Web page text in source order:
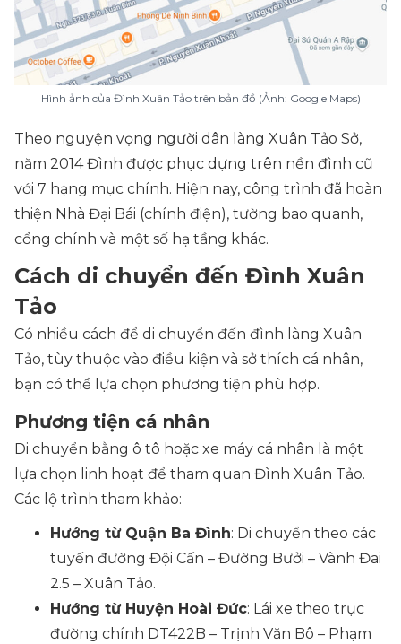
Hình ảnh của Đình Xuân Tảo trên bản đồ (Ảnh: Google Maps)
Theo nguyện vọng người dân làng Xuân Tảo Sở,
năm 2014 Đình được phục dựng trên nền đình cũ
với 7 hạng mục chính. Hiện nay, công trình đã hoàn
thiện Nhà Đại Bái (chính điện), tường bao quanh,
cổng chính và một số hạ tầng khác.
Cách di chuyển đến Đình Xuân
Tảo
Có nhiều cách để di chuyển đến đình làng Xuân
Tảo, tùy thuộc vào điều kiện và sở thích cá nhân,
bạn có thể lựa chọn phương tiện phù hợp.
Phương tiện cá nhân
Di chuyển bằng ô tô hoặc xe máy cá nhân là một
lựa chọn linh hoạt để tham quan Đình Xuân Tảo.
Các lộ trình tham khảo:
Hướng từ Quận Ba Đình: Di chuyển theo các
tuyến đường Đội Cấn – Đường Bưởi – Vành Đai
2.5 – Xuân Tảo.
Hướng từ Huyện Hoài Đức: Lái xe theo trục
đường chính DT422B – Trịnh Văn Bô – Phạm